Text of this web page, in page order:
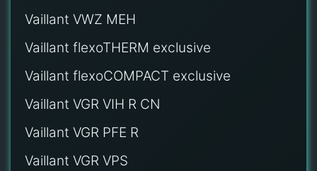
Vaillant VWZ MEH
Vaillant flexoTHERM exclusive
Vaillant flexoCOMPACT exclusive
Vaillant VGR VIH R CN
Vaillant VGR PFE R
Vaillant VGR VPS